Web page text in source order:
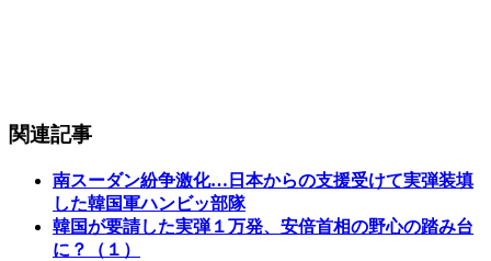
関連記事
南スーダン紛争激化…日本からの支援受けて実弾装填
した韓国軍ハンビッ部隊
韓国が要請した実弾１万発、安倍首相の野心の踏み台
に？（１）